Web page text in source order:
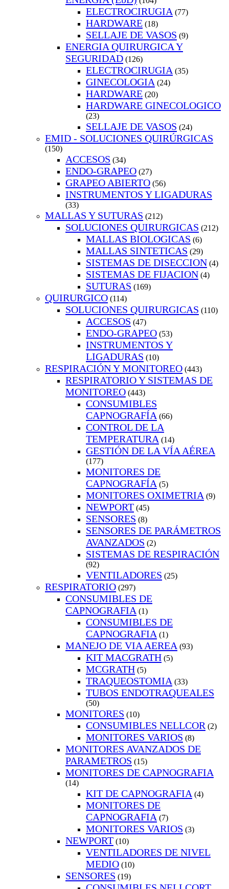
ELECTROCIRUGIA (77)
HARDWARE (18)
SELLAJE DE VASOS (9)
ENERGIA QUIRURGICA Y
SEGURIDAD (126)
ELECTROCIRUGIA (35)
GINECOLOGIA (24)
HARDWARE (20)
HARDWARE GINECOLOGICO
(23)
SELLAJE DE VASOS (24)
EMID - SOLUCIONES QUIRÚRGICAS
(150)
ACCESOS (34)
ENDO-GRAPEO (27)
GRAPEO ABIERTO (56)
INSTRUMENTOS Y LIGADURAS
(33)
MALLAS Y SUTURAS (212)
SOLUCIONES QUIRURGICAS (212)
MALLAS BIOLOGICAS (6)
MALLAS SINTETICAS (29)
SISTEMAS DE DISECCION (4)
SISTEMAS DE FIJACION (4)
SUTURAS (169)
QUIRURGICO (114)
SOLUCIONES QUIRURGICAS (110)
ACCESOS (47)
ENDO-GRAPEO (53)
INSTRUMENTOS Y
LIGADURAS (10)
RESPIRACIÓN Y MONITOREO (443)
RESPIRATORIO Y SISTEMAS DE
MONITOREO (443)
CONSUMIBLES
CAPNOGRAFÍA (66)
CONTROL DE LA
TEMPERATURA (14)
GESTIÓN DE LA VÍA AÉREA
(177)
MONITORES DE
CAPNOGRAFÍA (5)
MONITORES OXIMETRIA (9)
NEWPORT (45)
SENSORES (8)
SENSORES DE PARÁMETROS
AVANZADOS (2)
SISTEMAS DE RESPIRACIÓN
(92)
VENTILADORES (25)
RESPIRATORIO (297)
CONSUMIBLES DE
CAPNOGRAFIA (1)
CONSUMIBLES DE
CAPNOGRAFIA (1)
MANEJO DE VIA AEREA (93)
KIT MACGRATH (5)
MCGRATH (5)
TRAQUEOSTOMIA (33)
TUBOS ENDOTRAQUEALES
(50)
MONITORES (10)
CONSUMIBLES NELLCOR (2)
MONITORES VARIOS (8)
MONITORES AVANZADOS DE
PARAMETROS (15)
MONITORES DE CAPNOGRAFIA
(14)
KIT DE CAPNOGRAFIA (4)
MONITORES DE
CAPNOGRAFIA (7)
MONITORES VARIOS (3)
NEWPORT (10)
VENTILADORES DE NIVEL
MEDIO (10)
SENSORES (19)